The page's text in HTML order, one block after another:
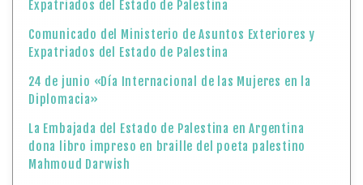
Expatriados del Estado de Palestina
Comunicado del Ministerio de Asuntos Exteriores y
Expatriados del Estado de Palestina
24 de junio «Día Internacional de las Mujeres en la
Diplomacia»
La Embajada del Estado de Palestina en Argentina
dona libro impreso en braille del poeta palestino
Mahmoud Darwish